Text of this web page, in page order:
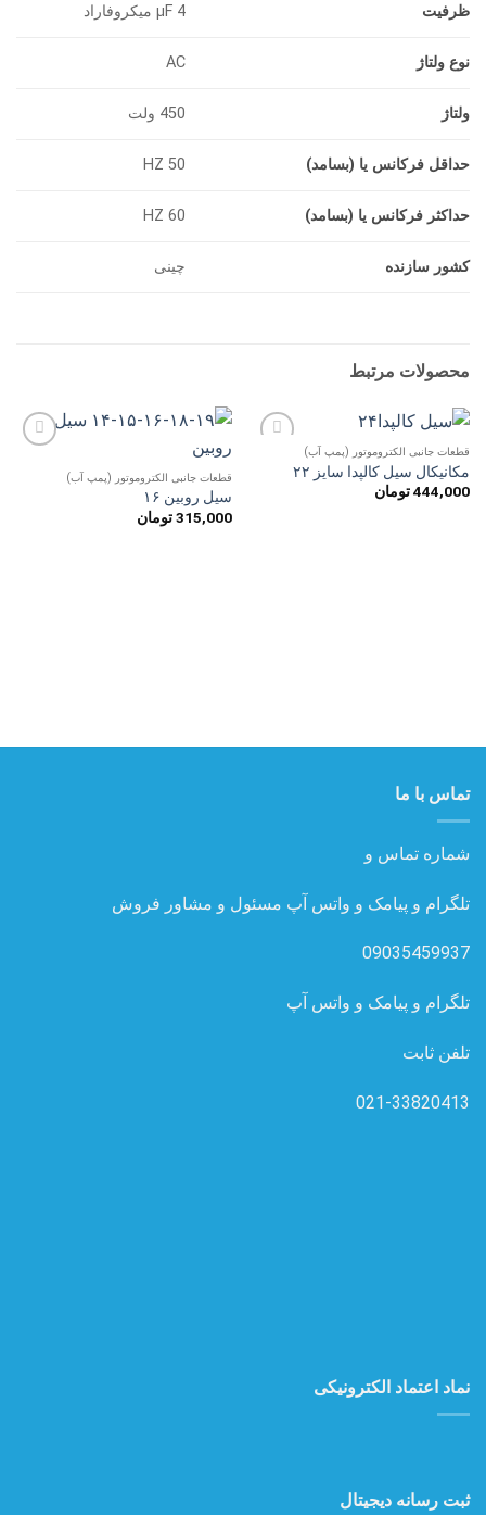
ظرفیت 4 µF میکروفاراد
نوع ولتاژ AC
ولتاژ 450 ولت
حداقل فرکانس یا (بسامد) 50 HZ
حداکثر فرکانس یا (بسامد) 60 HZ
کشور سازنده چینی
محصولات مرتبط
قطعات جانبی الکتروموتور (پمپ آب)
مکانیکال سیل کالپدا سایز ۲۲
444,000 تومان
قطعات جانبی الکتروموتور (پمپ آب)
سیل روبین ۱۶
315,000 تومان
تماس با ما
شماره تماس و
تلگرام و پیامک و واتس آپ مسئول و مشاور فروش
09035459937
تلگرام و پیامک و واتس آپ
تلفن ثابت
021-33820413
نماد اعتماد الکترونیکی
ثبت رسانه دیجیتال